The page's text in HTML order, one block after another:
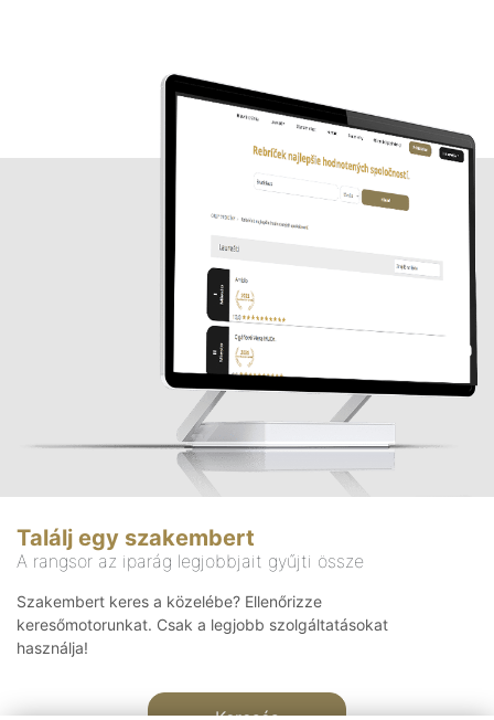
Találj egy szakembert
A rangsor az iparág legjobbjait gyűjti össze
Szakembert keres a közelébe? Ellenőrizze
keresőmotorunkat. Csak a legjobb szolgáltatásokat
használja!